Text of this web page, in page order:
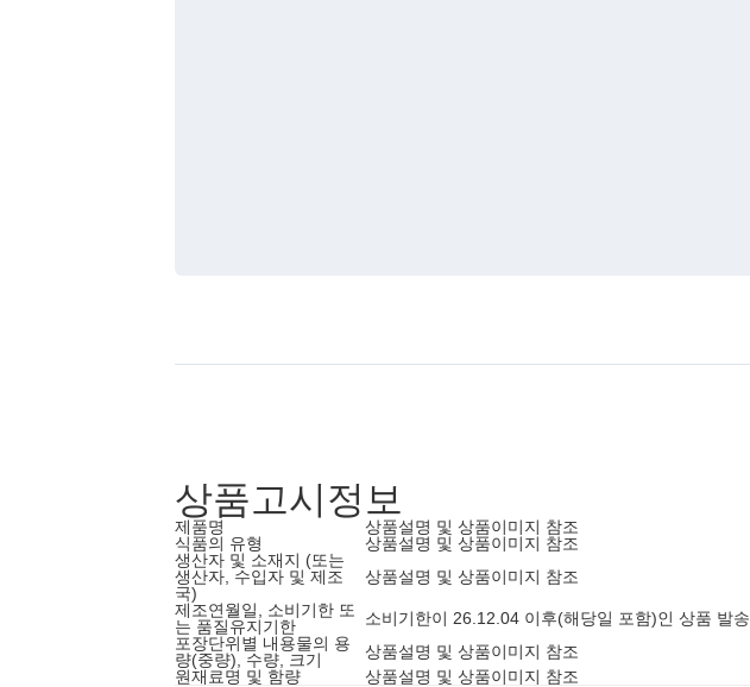
상품고시정보
제품명 상품설명 및 상품이미지 참조
식품의 유형
상품설명 및 상품이미지 참조
생산자 및 소재지 (또는
생산자, 수입자 및 제조
국)
상품설명 및 상품이미지 참조
제조연월일, 소비기한 또
는 품질유지기한
소비기한이 26.12.04 이후(해당일 포함)인 상품 발송
포장단위별 내용물의 용
량(중량), 수량, 크기
상품설명 및 상품이미지 참조
원재료명 및 함량
상품설명 및 상품이미지 참조